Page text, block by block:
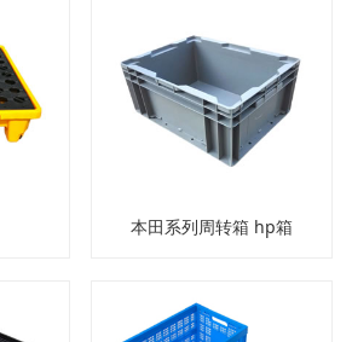
本田系列周转箱 hp箱